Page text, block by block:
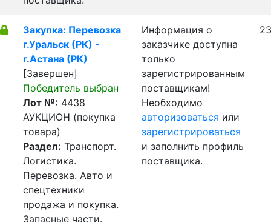
Закупка: Перевозка
г.Уральск (РК) -
г.Астана (РК)
[Завершен]
Победитель выбран
Лот №: 4438
АУКЦИОН (покупка
товара)
Раздел: Транспорт.
Логистика.
Перевозка. Авто и
спецтехники
продажа и покупка.
Запасные части.
Информация о
заказчике доступна
только
зарегистрированным
поставщикам!
Необходимо
авторизоваться или
зарегистрироваться
и заполнить профиль
поставщика.